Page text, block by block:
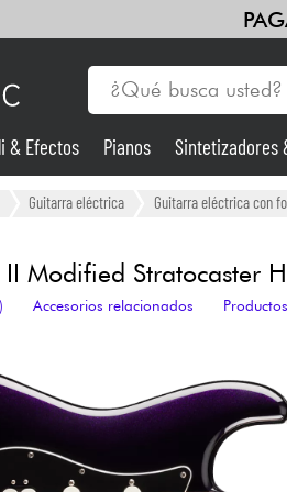
samplers
& Efectos Pianos Sintetizadores
Guitarra eléctrica Guitarra eléctrica con
Modified Stratocaster
Accesorios relacionados